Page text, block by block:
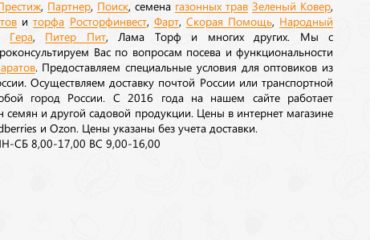
Партнер Поиск , семена газонных трав Зеленый Ковер
иторфа Росторфинвест, Фарт, Скорая Помощь Народный
Гера, Питер Пит, Лама Торф и многих других. Мы с
Вас по вопросам посева и функциональности
. Предоставляем специальные условия для оптовиков из
Осуществляем доставку почтой России или транспортной
город России. С 2016 года на нашем сайте работает
семян и другой садовой продукции. Цены в интернет магазине
и Ozon. Цены указаны без учета доставки.
СБ 8,00-17,00 ВС 9,00-16,00